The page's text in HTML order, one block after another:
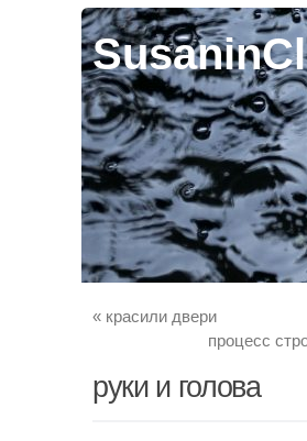
« красили двери
процесс
руки и голова